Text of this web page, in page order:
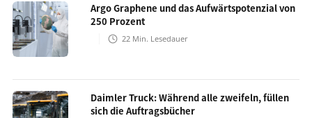
Argo Graphene und das Aufwärtspotenzial von
250 Prozent
22 Min. Lesedauer
Daimler Truck: Während alle zweifeln, füllen
sich die Auftragsbücher